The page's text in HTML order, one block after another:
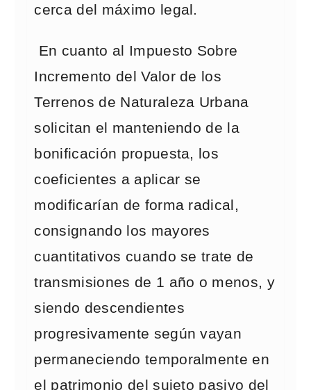
cerca del máximo legal.
En cuanto al Impuesto Sobre
Incremento del Valor de los
Terrenos de Naturaleza Urbana
solicitan el manteniendo de la
bonificación propuesta, los
coeficientes a aplicar se
modificarían de forma radical,
consignando los mayores
cuantitativos cuando se trate de
transmisiones de 1 año o menos, y
siendo descendientes
progresivamente según vayan
permaneciendo temporalmente en
el patrimonio del sujeto pasivo del